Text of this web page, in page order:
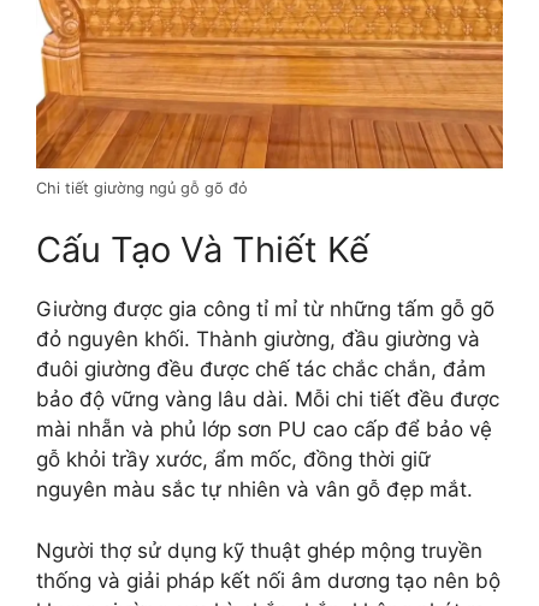
Chi tiết giường ngủ gỗ gõ đỏ
Cấu Tạo Và Thiết Kế
Giường được gia công tỉ mỉ từ những tấm gỗ gõ
đỏ nguyên khối. Thành giường, đầu giường và
đuôi giường đều được chế tác chắc chắn, đảm
bảo độ vững vàng lâu dài. Mỗi chi tiết đều được
mài nhẵn và phủ lớp sơn PU cao cấp để bảo vệ
gỗ khỏi trầy xước, ẩm mốc, đồng thời giữ
nguyên màu sắc tự nhiên và vân gỗ đẹp mắt.
Người thợ sử dụng kỹ thuật ghép mộng truyền
thống và giải pháp kết nối âm dương tạo nên bộ